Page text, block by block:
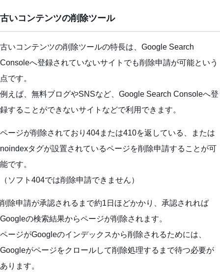
古いコンテンツの削除ツール
古いコンテンツの削除ツールの特長は、Google Search
Consoleへ登録されていないサイトでも削除申請が可能という
点です。
例えば、無料ブログやSNSなど、Google Search Consoleへ登
録することができないサイトなどで利用できます。
ページが削除されており404または410を返している、または
noindexタグが設置されているページを削除申請することが可
能です。
（ソフト404では削除申請できません）
削除申請が承認されるまで約1日ほどかかり、承認されれば
Googleの検索結果からページが削除されます。
ページがGoogleのインデックスから削除されるためには、
Googleがページをクロールして削除処理するまで待つ必要が
あります。